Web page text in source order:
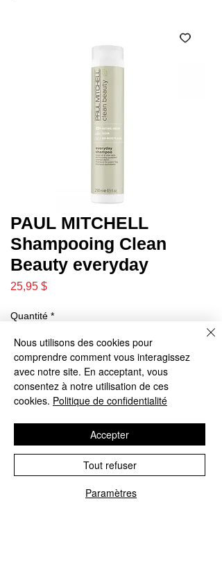
PAUL MITCHELL
Shampooing Clean
Beauty everyday
25,95 $Prix
Quantité *
Ajouter au panier
Que vous vous réveilliez et que vous vous laviez ou
vous nettoyiez avant de vous coucher, ce
Nous utilisons des cookies pour
comprendre comment vous interagissez
avec notre site. En acceptant, vous
consentez à notre utilisation de ces
cookies. Politique de confidentialité
Paramètres
Tout refuser
Accepter